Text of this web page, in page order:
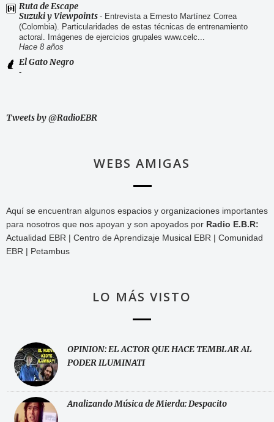
Ruta de Escape
Suzuki y Viewpoints - Entrevista a Ernesto Martínez Correa
(Colombia). Particularidades de estas técnicas de entrenamiento
actoral. Imágenes de ejercicios grupales www.celc...
Hace 8 años
El Gato Negro
-
Tweets by @RadioEBR
WEBS AMIGAS
Aquí se encuentran algunos espacios y organizaciones importantes
para nosotros que nos apoyan y son apoyados por Radio E.B.R:
Actualidad EBR | Centro de Aprendizaje Musical EBR | Comunidad
EBR | Petambus
LO MÁS VISTO
OPINION: EL ACTOR QUE HACE TEMBLAR AL
PODER ILUMINATI
Analizando Música de Mierda: Despacito